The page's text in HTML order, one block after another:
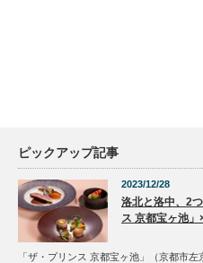
ピックアップ記事
2023/12/28
洛北と洛中、2
ス 京都宝ヶ池」
「ザ・プリンス 京都宝ヶ池」（京都市